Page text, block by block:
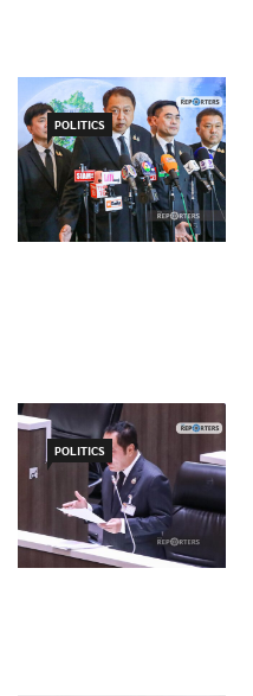
POLITICS
POLITICS